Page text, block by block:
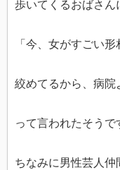
歩いてくるおばさん
「今、女がすごい
絞めてるから、病院
って言われたそうで
ちなみに男性芸人仲